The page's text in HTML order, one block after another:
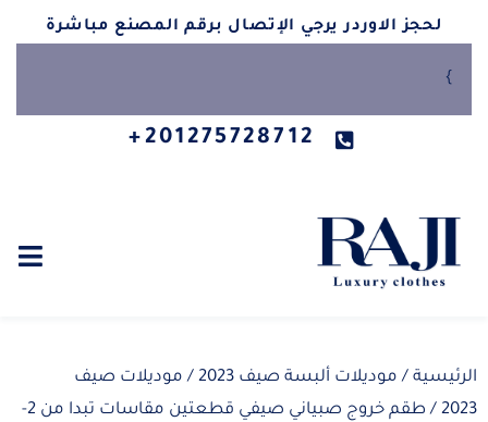
لحجز الاوردر يرجي الإتصال برقم المصنع مباشرة
}
201275728712+
الرئيسية / موديلات ألبسة صيف 2023 / موديلات صيف
2023
/ طقم خروج صبياني صيفي قطعتين مقاسات تبدا من 2-